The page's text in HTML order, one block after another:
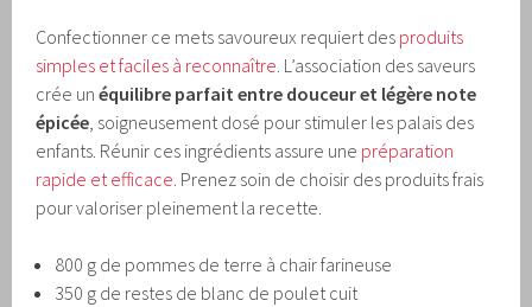
Confectionner ce mets savoureux requiert des produits
simples et faciles à reconnaître . L’association des saveurs
crée unéquilibre parfait entre douceur et légère note
épicée , soigneusement dosé pour stimuler les palais des
enfants. Réunir ces ingrédients assure une préparation
rapide et efficace . Prenez soin de choisir des produits frais
pour valoriser pleinement la recette.
800 g de pommes de terre à chair farineuse
350 g de restes de blanc de poulet cuit